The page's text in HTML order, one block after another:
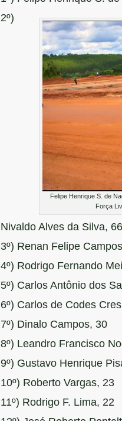
Felipe Henrique S. de
Força
2º)
Nivaldo Alves da Silva, 66
3º) Renan Felipe
4º) Rodrigo Fernando
5º) Carlos Antônio dos
6º) Carlos de Codes
7º) Dinalo Campos, 30
8º) Leandro Francisco
9º) Gustavo Henrique
10º) Roberto Vargas, 23
11º) Rodrigo F. Lima, 22